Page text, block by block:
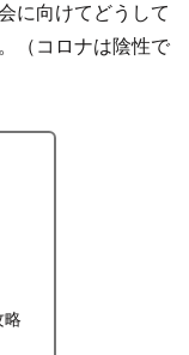
に向けてどうして
（コロナは陰性で
略